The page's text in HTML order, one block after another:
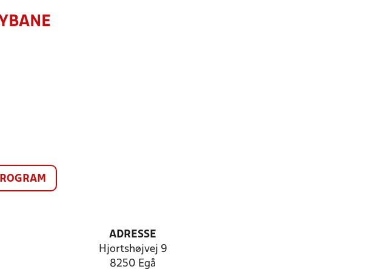
ADRESSE
Hjortshøjvej 9
8250 Egå